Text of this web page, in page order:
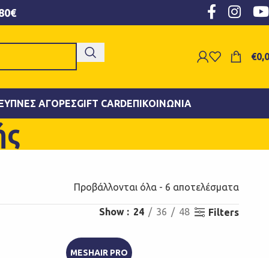
€
ΑΓΟΡΈΣGIFT CARDΕΠΙΚΟΙΝΩΝΊΑ
Προβάλλονται όλα - 6 αποτελέσματα
Show 24 36 48 Filters
MESHAIR PRO